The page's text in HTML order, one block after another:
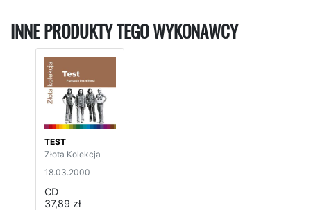
INNE PRODUKTY TEGO WYKONAWCY
TEST
Złota Kolekcja
18.03.2000
CD
37,89 zł